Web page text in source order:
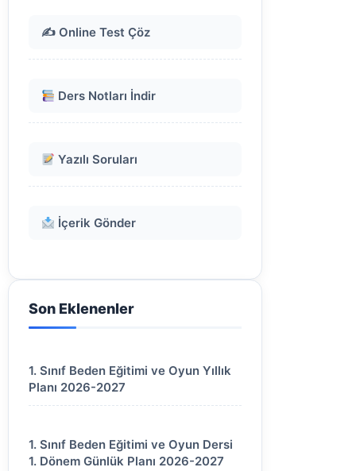
✍️ Online Test Çöz
Ders Notları İndir
Yazılı Soruları
İçerik Gönder
Son Eklenenler
1. Sınıf Beden Eğitimi ve Oyun Yıllık
Planı 2026-2027
1. Sınıf Beden Eğitimi ve Oyun Dersi
1. Dönem Günlük Planı 2026-2027